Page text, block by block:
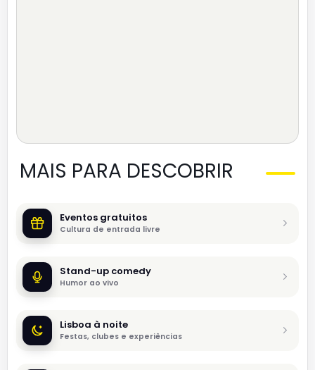
MAIS PARA DESCOBRIR
Eventos gratuitos
Cultura de entrada livre
Stand-up comedy
Humor ao vivo
Lisboa à noite
Festas, clubes e experiências